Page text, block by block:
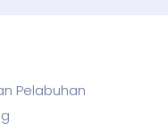
Pelabuhan